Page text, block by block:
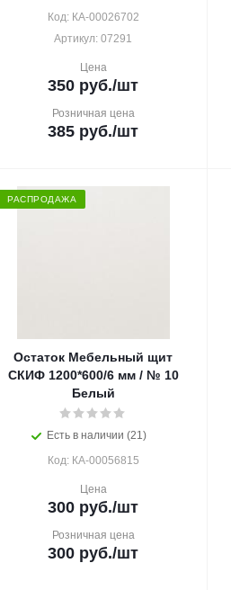
Код: КА-00026702
Артикул: 07291
Цена
350 руб./шт
Розничная цена
385 руб./шт
РАСПРОДАЖА
Остаток Мебельный щит
СКИФ 1200*600/6 мм / № 10
Белый
Есть в наличии (21)
Код: КА-00056815
Цена
300 руб./шт
Розничная цена
300 руб./шт